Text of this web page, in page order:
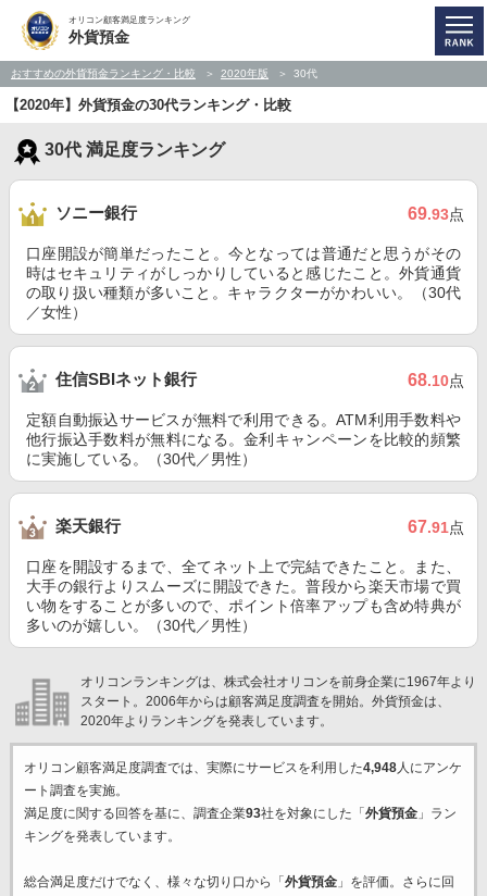
オリコン顧客満足度ランキング
外貨預金
おすすめの外貨預金ランキング・比較 2020年版 30代
【2020年】外貨預金の30代ランキング・比較
30代 満足度ランキング
ソニー銀行 69.93点
口座開設が簡単だったこと。今となっては普通だと思うがその
時はセキュリティがしっかりしていると感じたこと。外貨通貨
の取り扱い種類が多いこと。キャラクターがかわいい。（30代
／女性）
住信SBIネット銀行 68.10点
定額自動振込サービスが無料で利用できる。ATM利用手数料や
他行振込手数料が無料になる。金利キャンペーンを比較的頻繁
に実施している。（30代／男性）
楽天銀行 67.91点
口座を開設するまで、全てネット上で完結できたこと。また、
大手の銀行よりスムーズに開設できた。普段から楽天市場で買
い物をすることが多いので、ポイント倍率アップも含め特典が
多いのが嬉しい。（30代／男性）
オリコンランキングは、株式会社オリコンを前身企業に1967年より
スタート。2006年からは顧客満足度調査を開始。外貨預金は、
2020年よりランキングを発表しています。
オリコン顧客満足度調査では、実際にサービスを利用した4,948人にアンケ
ート調査を実施。
満足度に関する回答を基に、調査企業93社を対象にした「 外貨預金」ラン
キングを発表しています。
総合満足度だけでなく、様々な切り口から「 外貨預金」を評価。さらに回